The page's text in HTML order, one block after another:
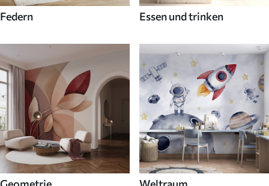
Federn Essen und trinken